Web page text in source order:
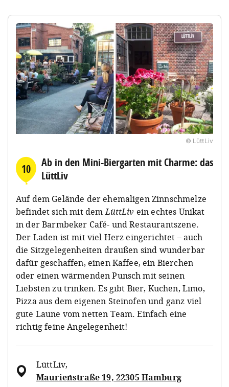
© LüttLiv
10
Ab in den Mini-Biergarten mit Charme: das
LüttLiv
Auf dem Gelände der ehemaligen Zinnschmelze
befindet sich mit demLüttLiv ein echtes Unikat
in der Barmbeker Café- und Restaurantszene.
Der Laden ist mit viel Herz eingerichtet – auch
die Sitzgelegenheiten draußen sind wunderbar
dafür geschaffen, einen Kaffee, ein Bierchen
oder einen wärmenden Punsch mit seinen
Liebsten zu trinken. Es gibt Bier, Kuchen, Limo,
Pizza aus dem eigenen Steinofen und ganz viel
gute Laune vom netten Team. Einfach eine
richtig feine Angelegenheit!
LüttLiv,
Maurienstraße 19, 22305 Hamburg